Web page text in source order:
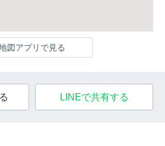
図アプリで見る
LINEで共有する